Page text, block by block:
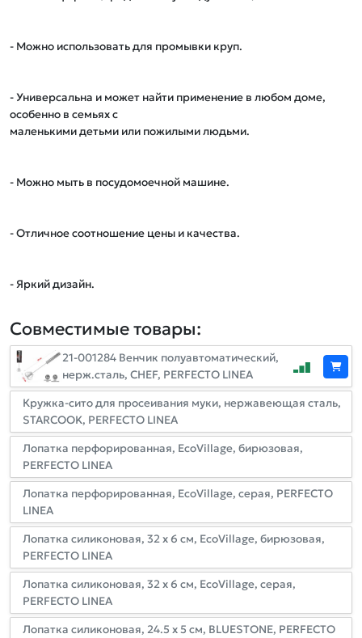
- Можно использовать для промывки круп.
- Универсальна и может найти применение в любом доме,
особенно в семьях с
маленькими детьми или пожилыми людьми.
- Можно мыть в посудомоечной машине.
- Отличное соотношение цены и качества.
- Яркий дизайн.
Совместимые товары:
21-001284 Венчик полуавтоматический,
нерж.сталь, CHEF, PERFECTO LINEA
Кружка-сито для просеивания муки, нержавеющая сталь,
STARCOOK, PERFECTO LINEA
Лопатка перфорированная, EcoVillage, бирюзовая,
PERFECTO LINEA
Лопатка перфорированная, EcoVillage, серая, PERFECTO
LINEA
Лопатка силиконовая, 32 х 6 см, EcoVillage, бирюзовая,
PERFECTO LINEA
Лопатка силиконовая, 32 х 6 см, EcoVillage, серая,
PERFECTO LINEA
Лопатка силиконовая, 24.5 х 5 см, BLUESTONE, PERFECTO